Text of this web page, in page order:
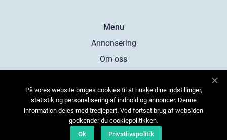
Menu
Annonsering
Om oss
Kontakta oss
Sitemap
På vores website bruges cookies til at huske dine indstillinger,
statistik og personalisering af indhold og annoncer. Denne
information deles med tredjepart. Ved fortsat brug af websiden
godkender du cookiepolitikken.
Ok
Privatlivspolitik